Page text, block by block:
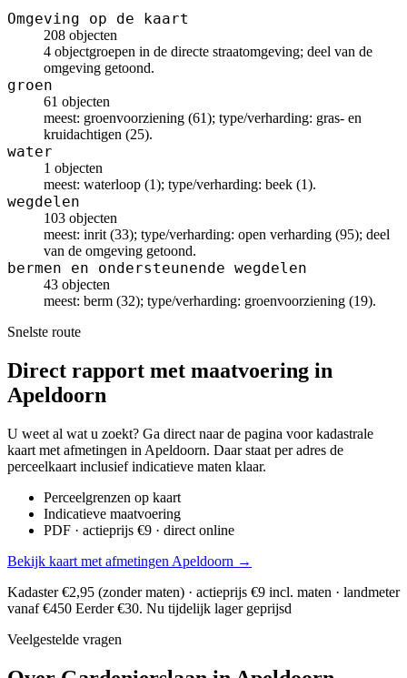
Omgeving op de kaart
208 objecten
4 objectgroepen in de directe straatomgeving; deel van de
omgeving getoond.
groen
61 objecten
meest: groenvoorziening (61); type/verharding: gras- en
kruidachtigen (25).
water
1 objecten
meest: waterloop (1); type/verharding: beek (1).
wegdelen
103 objecten
meest: inrit (33); type/verharding: open verharding (95); deel
van de omgeving getoond.
bermen en ondersteunende wegdelen
43 objecten
meest: berm (32); type/verharding: groenvoorziening (19).
Snelste route
Direct rapport met maatvoering in
Apeldoorn
U weet al wat u zoekt? Ga direct naar de pagina voor kadastrale
kaart met afmetingen in Apeldoorn. Daar staat per adres de
perceelkaart inclusief indicatieve maten klaar.
Perceelgrenzen op kaart
Indicatieve maatvoering
PDF · actieprijs €9 · direct online
Bekijk kaart met afmetingen Apeldoorn →
Kadaster €2,95 (zonder maten) · actieprijs €9 incl. maten · landmeter
vanaf €450 Eerder €30. Nu tijdelijk lager geprijsd
Veelgestelde vragen